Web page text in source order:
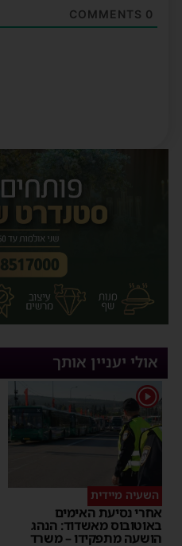
0
אולי יעניין אותך
1
השעיה מיידית
אחרי נסיעת האימים
באוטובוס מאשדוד: הנהג
הושעה מתפקידו – משרד